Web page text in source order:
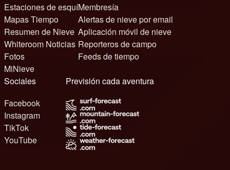
Estaciones de esquí
Mapas Tiempo
Resumen de Nieve
Whiteroom Noticias
Fotos
MiNieve
Membresía
Alertas de nieve por email
Aplicación móvil de nieve
Reporteros de campo
Feeds de tiempo
Sociales
Facebook
Instagram
TikTok
YouTube
Previsión cada aventura